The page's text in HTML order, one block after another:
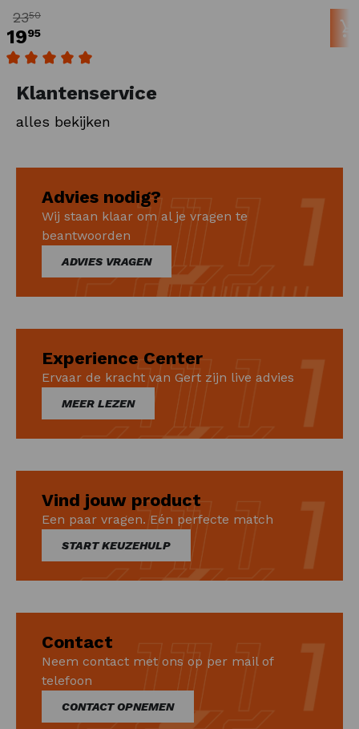
2350
1995
Klantenservice
alles bekijken
Advies nodig?
Wij staan klaar om al je vragen te
beantwoorden
ADVIES VRAGEN
Experience Center
Ervaar de kracht van Gert zijn live advies
MEER LEZEN
Vind jouw product
Een paar vragen. Eén perfecte match
START KEUZEHULP
Contact
Neem contact met ons op per mail of
telefoon
CONTACT OPNEMEN